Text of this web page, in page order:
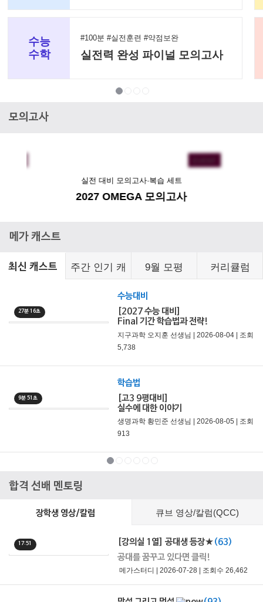
수능
수학
#100분 #실전훈련 #약점보완
실전력 완성 파이널 모의고사
모의고사
실전 대비 모의고사·복습 세트
2027 OMEGA 모의고사
메가 캐스트
최신 캐스트 주간 인기 캐 9월 모평 커리큘럼
27분 16초
수능대비
[2027 수능 대비]
Final 기간 학습법과 전략!
지구과학 오지훈 선생님 | 2026-08-04 | 조회
5,738
9분 51초
학습법
[고3 9평대비]
실수에 대한 이야기
생명과학 황민준 선생님 | 2026-08-05 | 조회
913
합격 선배 멘토링
장학생 영상/칼럼 큐브 영상/칼럼(QCC)
17:51 [강의실 1열] 공대생 등장★(63)
공대를 꿈꾸고 있다면 클릭!
메가스터디 | 2026-07-28 | 조회수 26,462